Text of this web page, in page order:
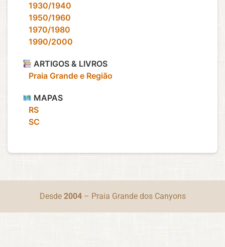
‎ ‎ ‎ 1930/1940
‎ ‎ ‎ 1950/1960
‎ ‎ ‎ 1970/1980
‎ ‎ ‎ 1990/2000
ARTIGOS & LIVROS
‎ ‎ ‎ Praia Grande e Região
MAPAS
‎ ‎ ‎ RS
‎ ‎ ‎ SC
Desde 2004– Praia Grande dos Canyons